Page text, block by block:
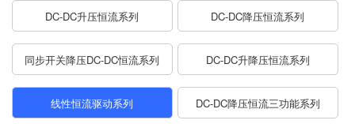
DC-DC升压恒流系列 DC-DC降压恒流系列
同步开关降压DC-DC恒流系列 DC-DC升降压恒流系列
线性恒流驱动系列 DC-DC降压恒流三功能系列